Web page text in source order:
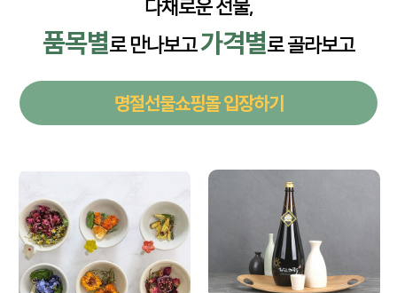
다채로운 선물,
품목별로 만나보고가격별로 골라보고
명절선물쇼핑몰 입장하기